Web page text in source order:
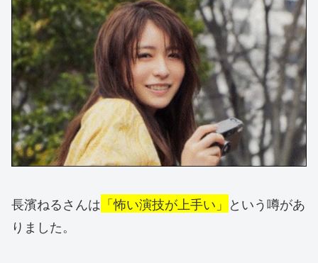
長濱ねるさんは 「怖い演技が上手い」 という噂があ
りました。